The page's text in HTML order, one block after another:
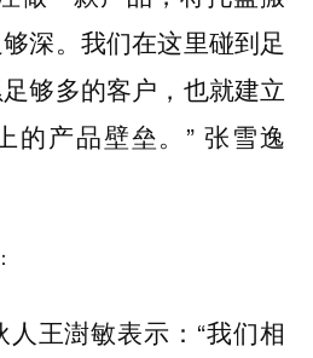
深。我们在这里碰到足
够多的客户，也就建立
的产品壁垒。” 张雪逸
王澍敏表示：“我们相